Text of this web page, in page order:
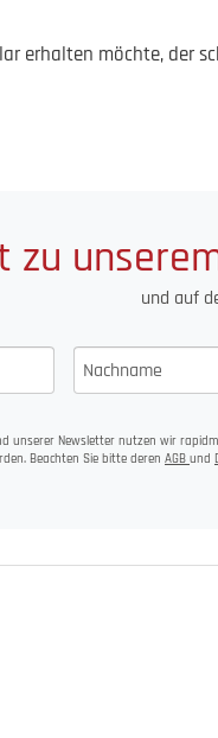
erhalten möchte, der
zu
und auf
unserer Newsletter nutzen wir
Beachten Sie bitte deren AGB und